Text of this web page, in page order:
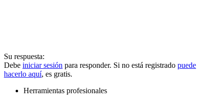
Su respuesta:
Debe iniciar sesión para responder. Si no está registrado puede
hacerlo aquí, es gratis.
Herramientas profesionales